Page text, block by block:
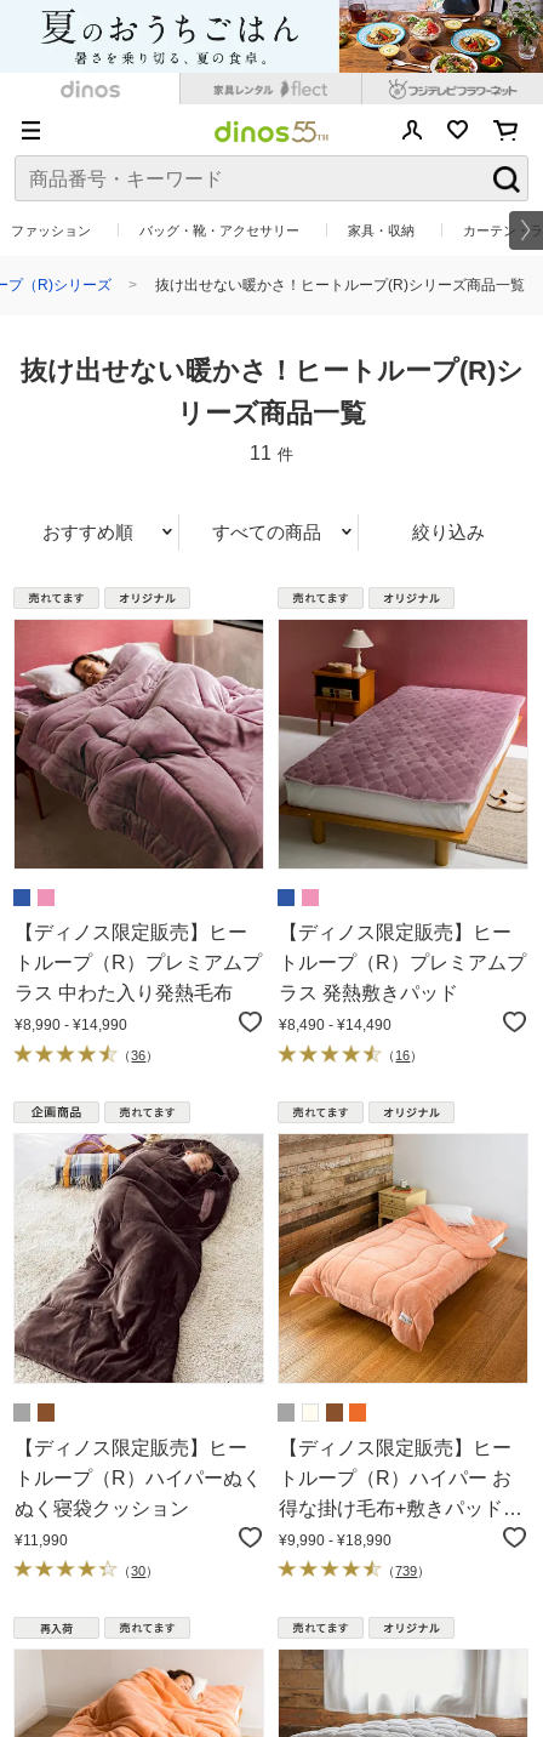
ファッション バッグ・靴・アクセサリー 家具・収納 カーテン・
プ（R)シリーズ 抜け出せない暖かさ！ヒートループ(R)シリーズ商品一覧
抜け出せない暖かさ！ヒートループ(R)シ
リーズ商品一覧
11 件
おすすめ順 すべての商品 絞り込み
【ディノス限定販売】ヒー
トループ（R）プレミアムプ
ラス 中わた入り発熱毛布
¥8,990 - ¥14,990
（36）
【ディノス限定販売】ヒー
トループ（R）プレミアムプ
ラス 発熱敷きパッド
¥8,490 - ¥14,490
（ 16）
【ディノス限定販売】ヒー
トループ（R）ハイパーぬく
ぬく寝袋クッション
¥11,990
（30）
【ディノス限定販売】ヒー
トループ（R）ハイパー お
得な掛け毛布+敷きパッド
セット
¥9,990 - ¥18,990
（739）